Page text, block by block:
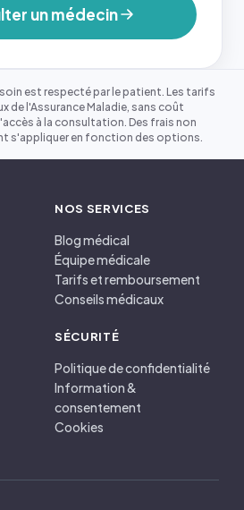
un médecin
est respecté par le patient. Les tarifs
de l'Assurance Maladie, sans coût
à la consultation. Des frais non
s'appliquer en fonction des options.
NOS SERVICES
Blog médical
Équipe médicale
Tarifs et remboursement
Conseils médicaux
SÉCURITÉ
Politique de confidentialité
Information &
consentement
Cookies